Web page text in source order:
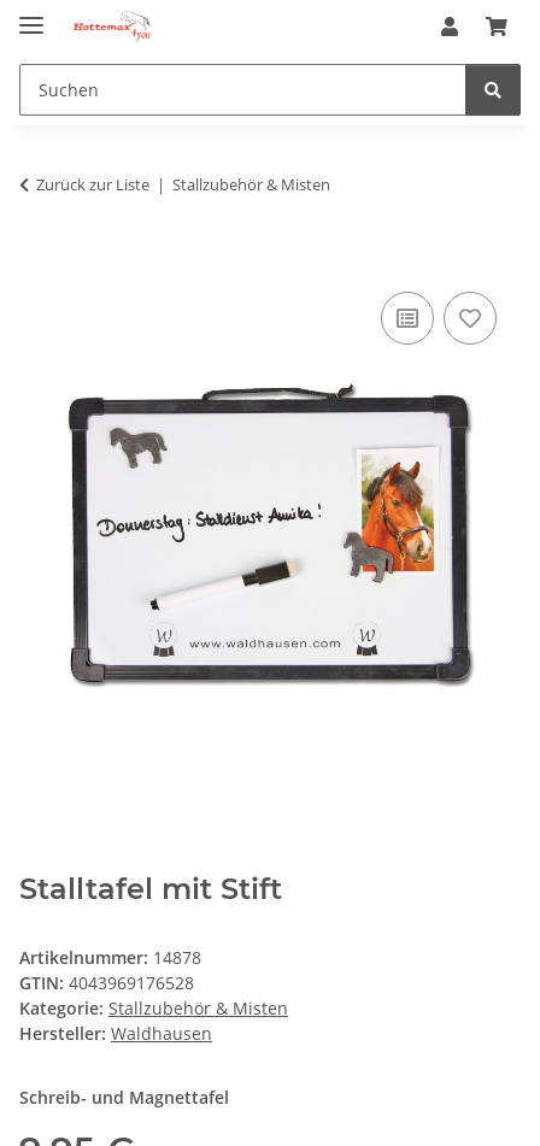
Zurück zur Liste Stallzubehör & Misten
Stalltafel mit Stift
Artikelnummer: 14878
GTIN: 4043969176528
Kategorie: Stallzubehör & Misten
Hersteller: Waldhausen
Schreib- und Magnettafel